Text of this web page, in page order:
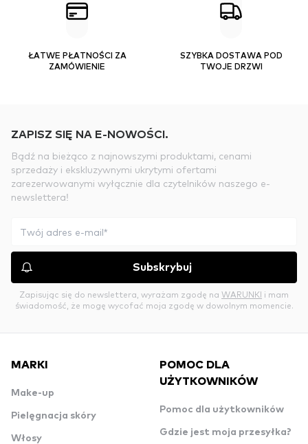
ŁATWE PŁATNOŚCI ZA
ZAMÓWIENIE
SZYBKA DOSTAWA POD
TWOJE DRZWI
ZAPISZ SIĘ NA E-NOWOŚCI.
Bądź na bieżąco z najnowszymi produktami, cenami
sprzedaży i ekskluzywnymi ukrytymi ofertami
zarezerwowanymi wyłącznie dla czytelników naszego e-
newslettera!
Subskrybuj
Zapisując się do newslettera, wyrażam zgodę na WARUNKI i mam
świadomość, że mogę wycofać moja zgodę w dowolnym momencie.
MARKI
Make-up
Pielęgnacja skóry
Włosy
POMOC DLA
UŻYTKOWNIKÓW
Pomoc dla użytkowników
Gdzie jest moja przesyłka?